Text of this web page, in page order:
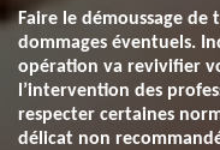
Faire le démoussage
dommages éventuels.
opération va revivifier
l’intervention des
respecter certaines
délicat non